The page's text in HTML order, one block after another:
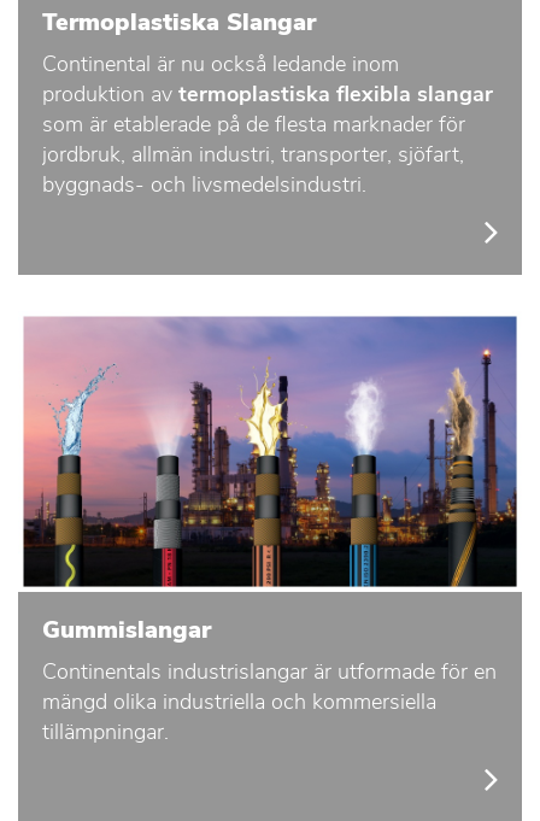
Termoplastiska Slangar
Continental är nu också ledande inom
produktion av termoplastiska flexibla slangar
som är etablerade på de flesta marknader för
jordbruk, allmän industri, transporter, sjöfart,
byggnads- och livsmedelsindustri.
Gummislangar
Continentals industrislangar är utformade för en
mängd olika industriella och kommersiella
tillämpningar.